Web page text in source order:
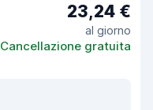
23,24 €
al giorno
Cancellazione gratuita